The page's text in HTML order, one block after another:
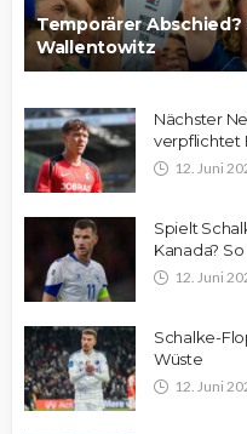
Temporärer
Wallentowitz
Nächster
verpflichtet
12. Juni
Spielt
Kanada?
12. Juni
Schalke-
Wüste
12. Juni